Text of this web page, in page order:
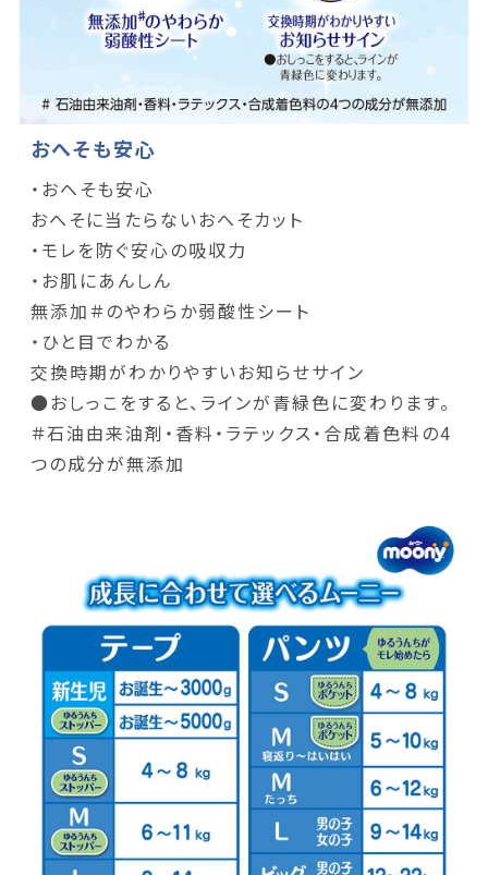
おへそも安心
・おへそも安心
おへそに当たらないおへそカット
・モレを防ぐ安心の吸収力
・お肌にあんしん
無添加＃のやわらか弱酸性シート
・ひと目でわかる
交換時期がわかりやすいお知らせサイン
●おしっこをすると、ラインが青緑色に変わります。
＃石油由来油剤・香料・ラテックス・合成着色料の4
つの成分が無添加